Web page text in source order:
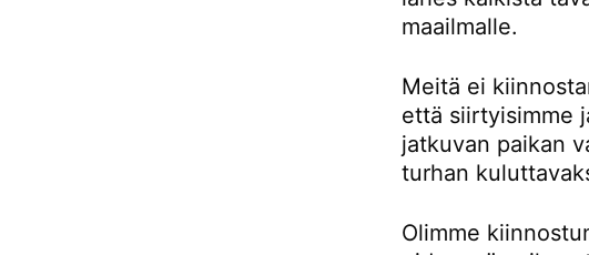
maailmalle.
Meitä ei
että siirtyisimme
jatkuvan paikan
turhan
Olimme